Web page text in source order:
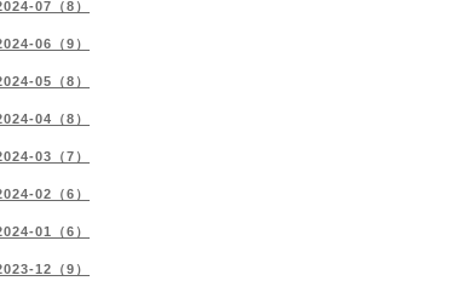
07（8）
06（9）
05（8）
04（8）
03（7）
02（6）
01（6）
12（9）